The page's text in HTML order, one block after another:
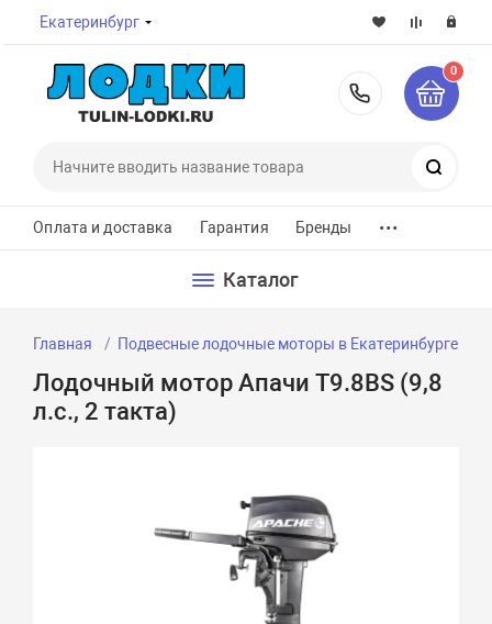
Екатеринбург
8-800-
0
Оплата и доставка Гарантия Бренды ...
Каталог
Главная Подвесные лодочные моторы в Екатеринбурге
Лодочный мотор Апачи T9.8BS (9,8
л.с., 2 такта)